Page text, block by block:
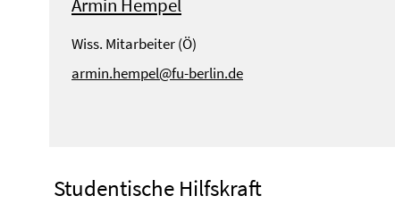
Wiss. Mitarbeiter (Ö)
armin.hempel@fu-berlin.de
Studentische Hilfskraft